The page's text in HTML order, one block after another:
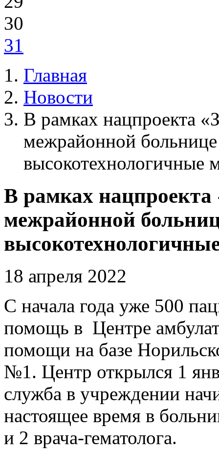
30
31
Главная
Новости
В рамках нацпроекта
межрайонной
высокотехнологичные
В рамках нацпроекта
межрайонной
18 апреля 2022
С начала года уже 500
помощь в Центре
помощи на базе
№1. Центр открылся 1
служба в учреждении
настоящее время в
и 2 врача-гематолога.